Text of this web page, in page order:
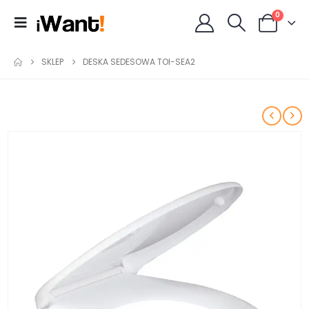
0
SKLEP DESKA SEDESOWA TOI-SEA2